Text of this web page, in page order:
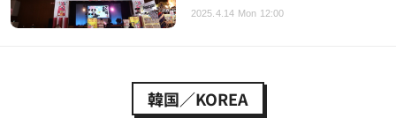
2025.4.14 Mon 12:00
韓国／KOREA